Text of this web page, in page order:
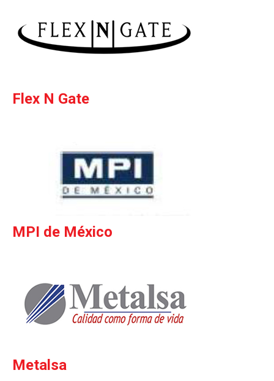
Flex N Gate
MPI de México
Metalsa